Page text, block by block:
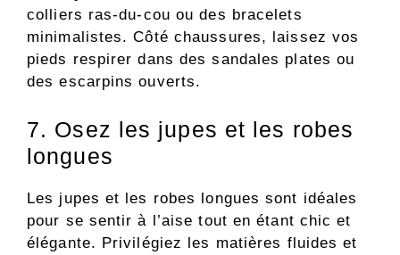
colliers ras-du-cou ou des bracelets
minimalistes. Côté chaussures, laissez vos
pieds respirer dans des sandales plates ou
des escarpins ouverts.
7. Osez les jupes et les robes
longues
Les jupes et les robes longues sont idéales
pour se sentir à l’aise tout en étant chic et
élégante. Privilégiez les matières fluides et